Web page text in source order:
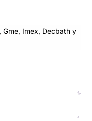
Gme, Imex, Decbath y